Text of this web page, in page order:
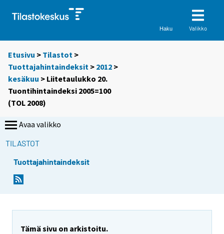
Haku Valikko
Etusivu > Tilastot >
Tuottajahintaindeksit > 2012 >
kesäkuu > Liitetaulukko 20.
Tuontihintaindeksi 2005=100
(TOL 2008)
Avaa valikko
TILASTOT
Tuottajahintaindeksit
Tämä sivu on arkistoitu.